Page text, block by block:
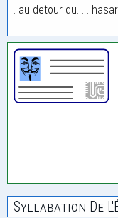
. au detour du. . .
Syllabation De